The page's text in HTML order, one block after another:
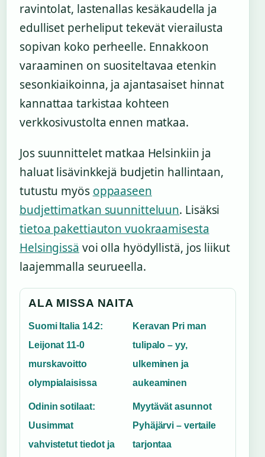
ravintolat, lastenallas kesäkaudella ja
edulliset perheliput tekevät vierailusta
sopivan koko perheelle. Ennakkoon
varaaminen on suositeltavaa etenkin
sesonkiaikoinna, ja ajantasaiset hinnat
kannattaa tarkistaa kohteen
verkkosivustolta ennen matkaa.
Jos suunnittelet matkaa Helsinkiin ja
haluat lisävinkkejä budjetin hallintaan,
tutustu myös oppaaseen
budjettimatkan suunnitteluun. Lisäksi
tietoa pakettiauton vuokraamisesta
Helsingissä voi olla hyödyllistä, jos liikut
laajemmalla seurueella.
ALA MISSA NAITA
Suomi Italia 14.2:
Leijonat 11-0
murskavoitto
olympialaisissa
Keravan Pri man
tulipalo – yy,
ulkeminen ja
aukeaminen
Odinin sotilaat:
Uusimmat
vahvistetut tiedot ja
Myytävät asunnot
Pyhäjärvi – vertaile
tarjontaa